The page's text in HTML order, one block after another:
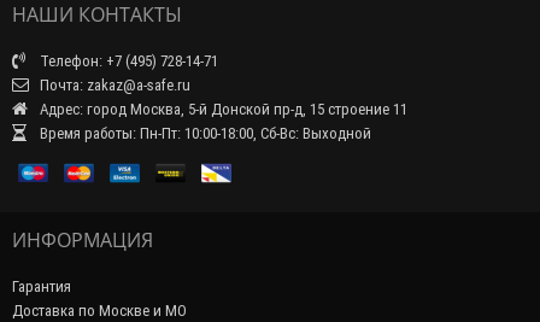
НАШИ КОНТАКТЫ
Телефон: +7 (495) 728-14-71
Почта: zakaz@a-safe.ru
Адрес: город Москва, 5-й Донской пр-д, 15 строение 11
Время работы: Пн-Пт: 10:00-18:00, Сб-Вс: Выходной
ИНФОРМАЦИЯ
Гарантия
Доставка по Москве и МО